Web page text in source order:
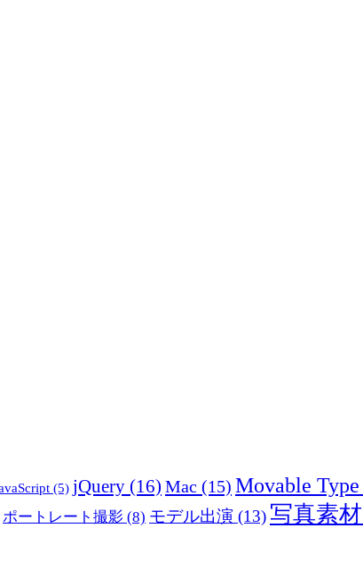
(5) jQuery (16) Mac (15) Movable Type
ポートレート撮影 (8) モデル出演 (13) 写真素材